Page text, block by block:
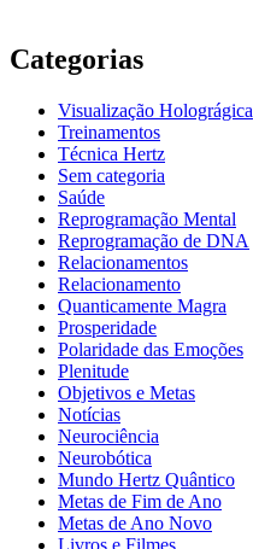
Categorias
Visualização Holográgica
Treinamentos
Técnica Hertz
Sem categoria
Saúde
Reprogramação Mental
Reprogramação de DNA
Relacionamentos
Relacionamento
Quanticamente Magra
Prosperidade
Polaridade das Emoções
Plenitude
Objetivos e Metas
Notícias
Neurociência
Neurobótica
Mundo Hertz Quântico
Metas de Fim de Ano
Metas de Ano Novo
Livros e Filmes